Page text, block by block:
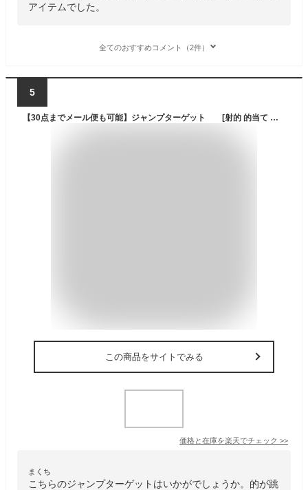
アイテムでした。
全てのおすすめコメント（2件）
5
【30点までメール便も可能】ジャンプターゲット [射的 的当て 対戦ゲーム サバイバルゲール 水当て 夏グッズ 水鉄砲バトル サバゲー 大人 男の子 女の子 夏休み 安全 親子 手軽 楽しい 対抗戦 イベント]【_000439】
この商品をサイトでみる
価格と在庫を楽天でチェック >>
まくち
こちらのジャンプターゲットはいかがでしょうか。的が跳